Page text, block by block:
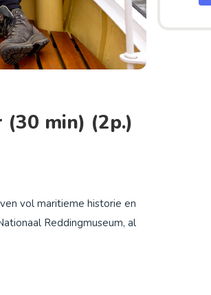
min) (2p.)
vol maritieme historie en
Reddingmuseum, al